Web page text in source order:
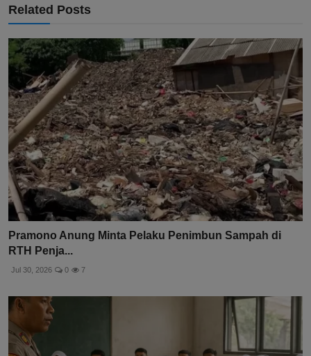
Related Posts
Pramono Anung Minta Pelaku Penimbun Sampah di
RTH Penja...
Jul 30, 2026 0 7